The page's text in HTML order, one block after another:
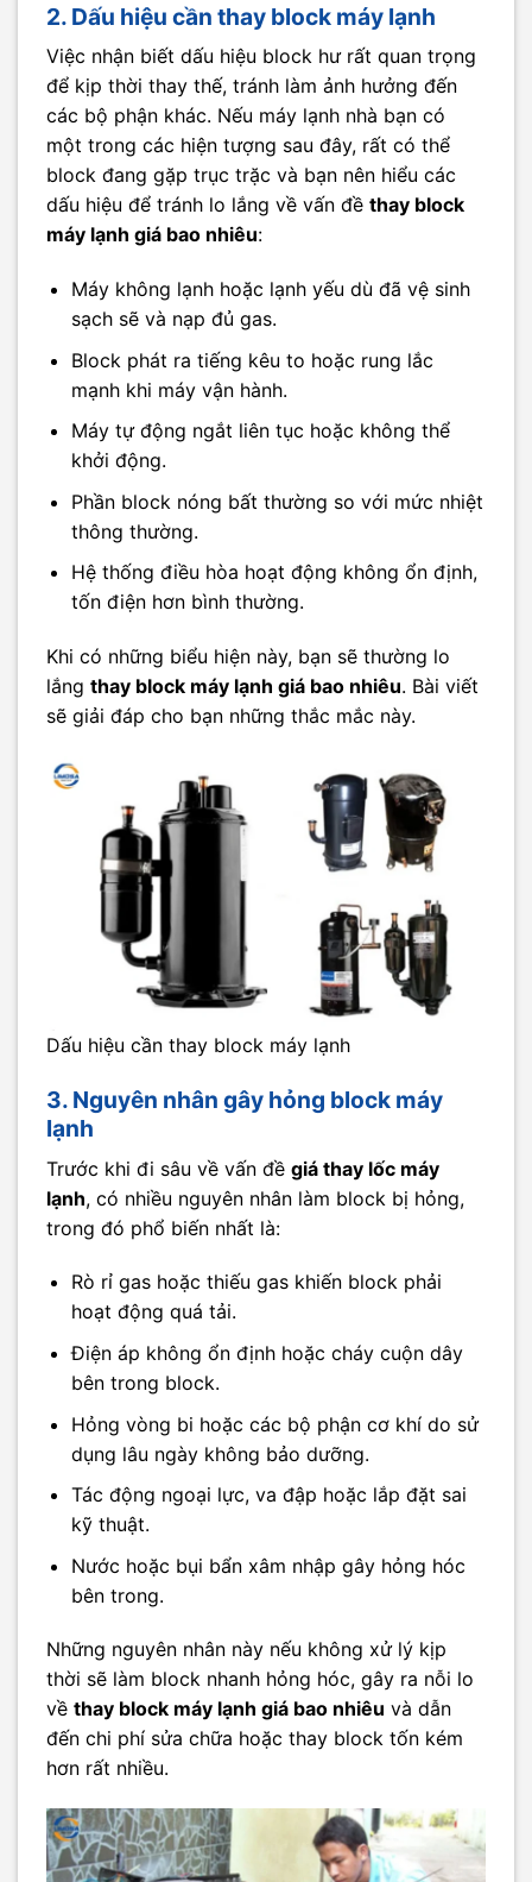
2. Dấu hiệu cần thay block máy lạnh
Việc nhận biết dấu hiệu block hư rất quan trọng
để kịp thời thay thế, tránh làm ảnh hưởng đến
các bộ phận khác. Nếu máy lạnh nhà bạn có
một trong các hiện tượng sau đây, rất có thể
block đang gặp trục trặc và bạn nên hiểu các
dấu hiệu để tránh lo lắng về vấn đề thay block
máy lạnh giá bao nhiêu:
Máy không lạnh hoặc lạnh yếu dù đã vệ sinh
sạch sẽ và nạp đủ gas.
Block phát ra tiếng kêu to hoặc rung lắc
mạnh khi máy vận hành.
Máy tự động ngắt liên tục hoặc không thể
khởi động.
Phần block nóng bất thường so với mức nhiệt
thông thường.
Hệ thống điều hòa hoạt động không ổn định,
tốn điện hơn bình thường.
Khi có những biểu hiện này, bạn sẽ thường lo
lắng thay block máy lạnh giá bao nhiêu. Bài viết
sẽ giải đáp cho bạn những thắc mắc này.
Dấu hiệu cần thay block máy lạnh
3. Nguyên nhân gây hỏng block máy
lạnh
Trước khi đi sâu về vấn đề giá thay lốc máy
lạnh, có nhiều nguyên nhân làm block bị hỏng,
trong đó phổ biến nhất là:
Rò rỉ gas hoặc thiếu gas khiến block phải
hoạt động quá tải.
Điện áp không ổn định hoặc cháy cuộn dây
bên trong block.
Hỏng vòng bi hoặc các bộ phận cơ khí do sử
dụng lâu ngày không bảo dưỡng.
Tác động ngoại lực, va đập hoặc lắp đặt sai
kỹ thuật.
Nước hoặc bụi bẩn xâm nhập gây hỏng hóc
bên trong.
Những nguyên nhân này nếu không xử lý kịp
thời sẽ làm block nhanh hỏng hóc, gây ra nỗi lo
về thay block máy lạnh giá bao nhiêu và dẫn
đến chi phí sửa chữa hoặc thay block tốn kém
hơn rất nhiều.